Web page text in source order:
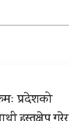
प्रदेशको